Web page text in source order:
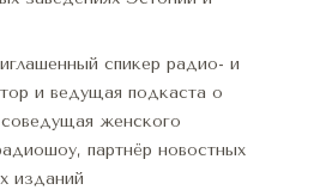
спикер радио- и
и ведущая подкаста о
женского
партнёр новостных
изданий